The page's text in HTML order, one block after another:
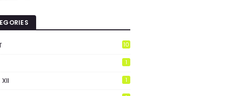
10
1
1